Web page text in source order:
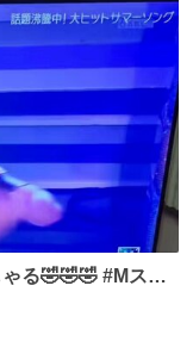
る🤣🤣🤣 #Mステ